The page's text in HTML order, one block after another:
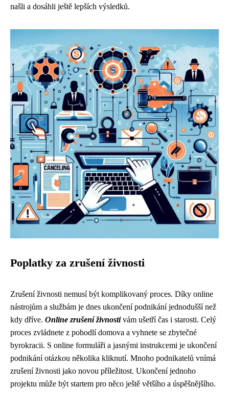
našli a dosáhli ještě lepších výsledků.
Poplatky za zrušení živnosti
Zrušení živnosti nemusí být komplikovaný proces. Díky online
nástrojům a službám je dnes ukončení podnikání jednodušší než
kdy dříve. Online zrušení živnostivám ušetří čas i starosti. Celý
proces zvládnete z pohodlí domova a vyhnete se zbytečné
byrokracii. S online formuláři a jasnými instrukcemi je ukončení
podnikání otázkou několika kliknutí. Mnoho podnikatelů vnímá
zrušení živnosti jako novou příležitost. Ukončení jednoho
projektu může být startem pro něco ještě většího a úspěšnějšího.